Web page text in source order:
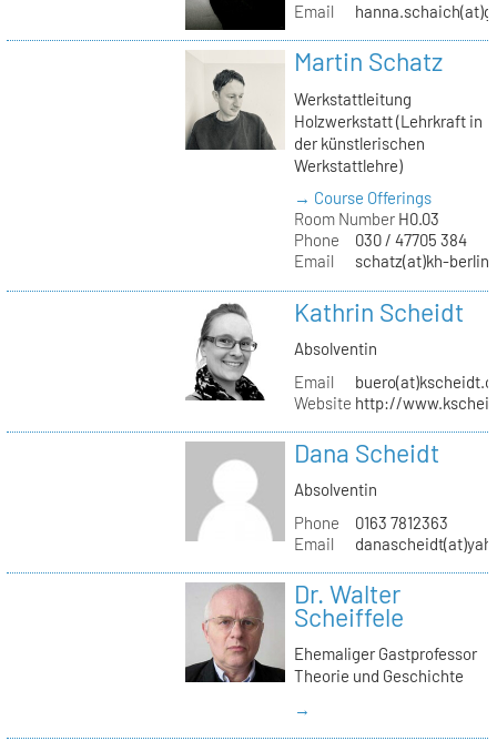
Email
Martin Schatz
Werkstattleitung
Holzwerkstatt (Lehrkraft in
der künstlerischen
Werkstattlehre)
→ Course Offerings
Room NumberH0.03
Phone
030 / 47705 384
Email
schatz(at)kh-
Kathrin Scheidt
Absolventin
Email
Website http://
Dana Scheidt
Absolventin
Phone
0163 7812363
Email
Dr. Walter
Scheiffele
Ehemaliger Gastprofessor
Theorie und Geschichte
→